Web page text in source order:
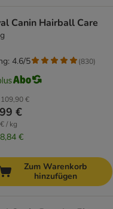
Canin Hairball Care
109,90 €
€
/ kg
€
4.6/5 (830)
Zum Warenkorb
hinzufügen